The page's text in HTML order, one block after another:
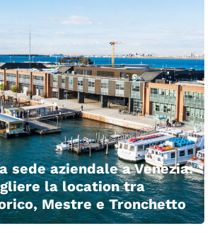
sede aziendale a Venezia:
la location tra
Mestre e Tronchetto